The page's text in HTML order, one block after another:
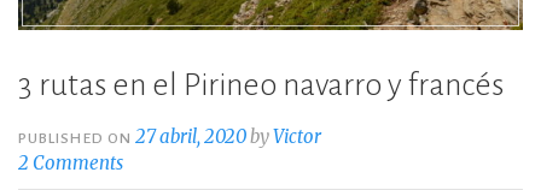
3 rutas en el Pirineo navarro y francés
PUBLISHED ON27 abril, 2020byVictor
2 Comments